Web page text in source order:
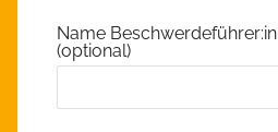
Name Beschwerdeführer:in
(optional)